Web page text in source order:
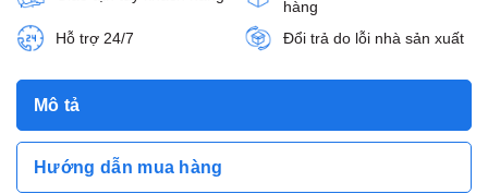
hàng
Hỗ trợ 24/7
Đổi trả do lỗi nhà sản xuất
Mô tả
Hướng dẫn mua hàng